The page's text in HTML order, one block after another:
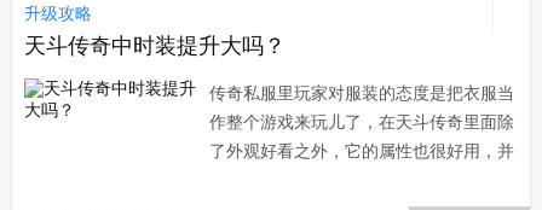
升级攻略
天斗传奇中时装提升大吗？
传奇私服里玩家对服装的态度是把衣服当
作整个游戏来玩儿了，在天斗传奇里面除
了外观好看之外，它的属性也很好用，并